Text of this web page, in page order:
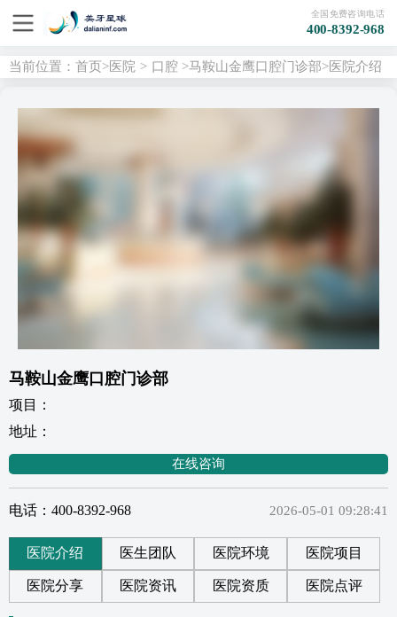
全国免费咨询电话
400-8392-968
当前位置： 首页>医院 > 口腔 >马鞍山金鹰口腔门诊部>医院介绍
马鞍山金鹰口腔门诊部
项目：
地址：
在线咨询
电话：400-8392-968 2026-05-01 09:28:41
医院介绍 医生团队 医院环境 医院项目
医院分享 医院资讯 医院资质 医院点评